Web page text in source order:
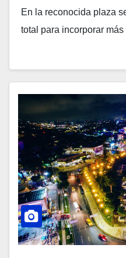
En la reconocida plaza
total para incorporar